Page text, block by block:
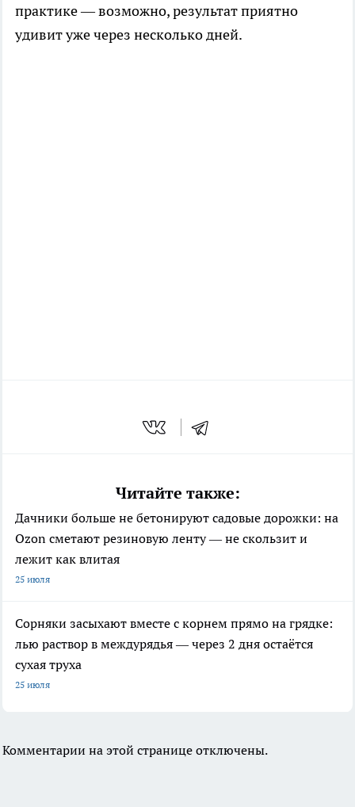
практике — возможно, результат приятно
удивит уже через несколько дней.
Читайте также:
Дачники больше не бетонируют садовые дорожки: на
Ozon сметают резиновую ленту — не скользит и
лежит как влитая
25 июля
Сорняки засыхают вместе с корнем прямо на грядке:
лью раствор в междурядья — через 2 дня остаётся
сухая труха
25 июля
Комментарии на этой странице отключены.